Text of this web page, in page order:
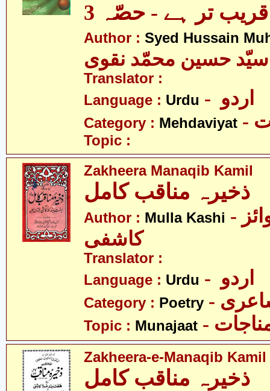
قریب تر ہے - حصّہ 3
Author : Syed Hussain
سیّد حسین محمّد نقوی
Translator :
Language : Urdu
Category : Mehdaviyat
Topic :
Zakheera Manaqib Kamil
Author : Mulla Kashi - ملا حسین وائز
کاشفی
Translator :
Language : Urdu
Category : Poetry
Topic : Munajaat مناجات
Zakheera-e-Manaqib Kamil
ذخیرہ مناقب کامل